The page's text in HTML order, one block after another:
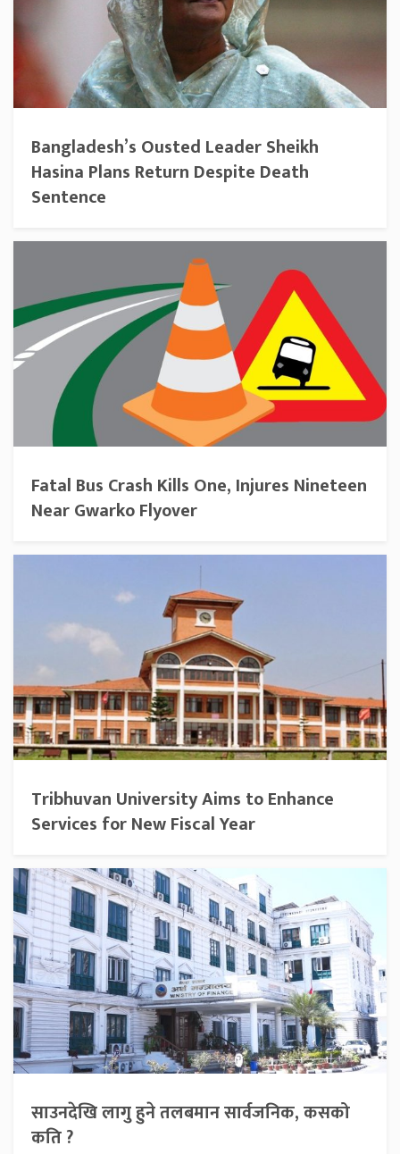
Bangladesh’s Ousted Leader Sheikh
Hasina Plans Return Despite Death
Sentence
Fatal Bus Crash Kills One, Injures Nineteen
Near Gwarko Flyover
Tribhuvan University Aims to Enhance
Services for New Fiscal Year
साउनदेखि लागु हुने तलबमान सार्वजनिक, कसको
कति ?